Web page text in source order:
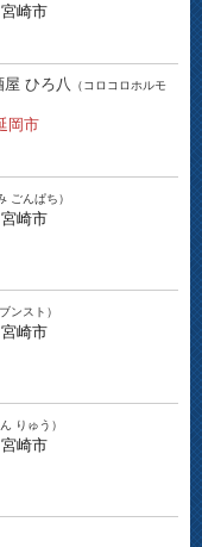
崎市
屋 ひろ八
（コロコロホルモ
岡市
ごんぱち）
崎市
ンスト）
崎市
りゅう）
崎市